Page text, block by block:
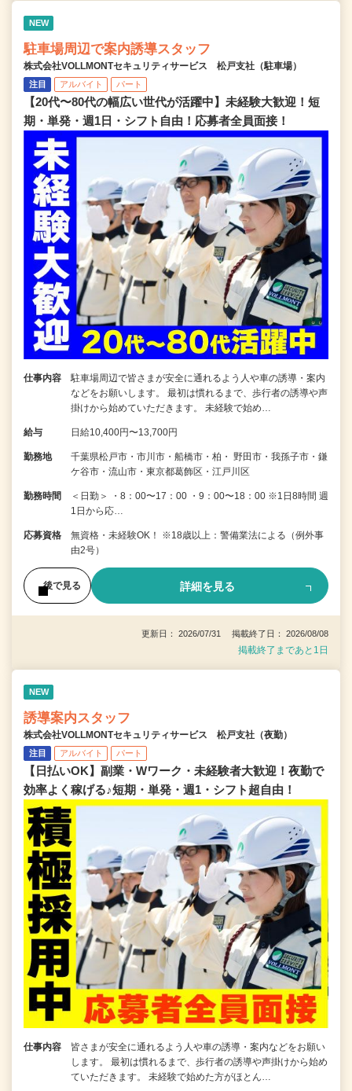
NEW
駐車場周辺で案内誘導スタッフ
株式会社VOLLMONTセキュリティサービス 松戸支社（駐車場）
注目 アルバイト パート
【20代〜80代の幅広い世代が活躍中】未経験大歓迎！短
期・単発・週1日・シフト自由！応募者全員面接！
仕事内容
駐車場周辺で皆さまが安全に通れるよう人や車の誘導・案内
などをお願いします。 最初は慣れるまで、歩行者の誘導や声
掛けから始めていただきます。 未経験で始め…
給与 日給10,400円〜13,700円
勤務地
千葉県松戸市・市川市・船橋市・柏・ 野田市・我孫子市・鎌
ケ谷市・流山市・東京都葛飾区・江戸川区
勤務時間
＜日勤＞ ・8：00〜17：00 ・9：00〜18：00 ※1日8時間 週
1日から応…
応募資格
無資格・未経験OK！ ※18歳以上：警備業法による（例外事
由2号）
後で見る 詳細を見る
更新日： 2026/07/31 掲載終了日： 2026/08/08
掲載終了まであと1日
NEW
誘導案内スタッフ
株式会社VOLLMONTセキュリティサービス 松戸支社（夜勤）
注目 アルバイト パート
【日払いOK】副業・Wワーク・未経験者大歓迎！夜勤で
効率よく稼げる♪短期・単発・週1・シフト超自由！
仕事内容
皆さまが安全に通れるよう人や車の誘導・案内などをお願い
します。 最初は慣れるまで、歩行者の誘導や声掛けから始め
ていただきます。 未経験で始めた方がほとん…